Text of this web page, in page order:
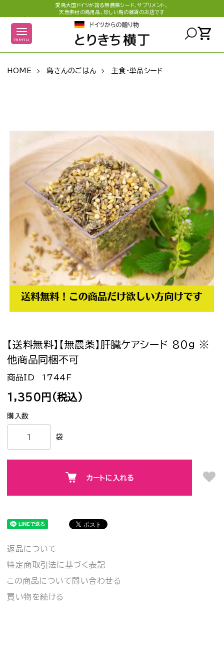
愛鳥大国ドイツが誇る無農薬シード、サプリメント、
天然素材の鳥用品、珍しい鳥の雑貨のお店です
menu shopping_cart
HOME 鳥さんのごはん 主食・単品シード
【送料無料】【無農薬】肝臓ケアシード 80g ※
他商品同梱不可
1744F
1,350円(税込)
袋
カートに入れる
返品について
特定商取引法に基づく表記
この商品について問い合わせる
買い物を続ける